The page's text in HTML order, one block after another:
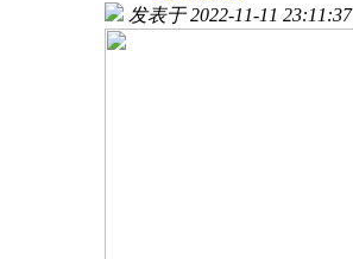
发表于 2022-11-11 23:11:37